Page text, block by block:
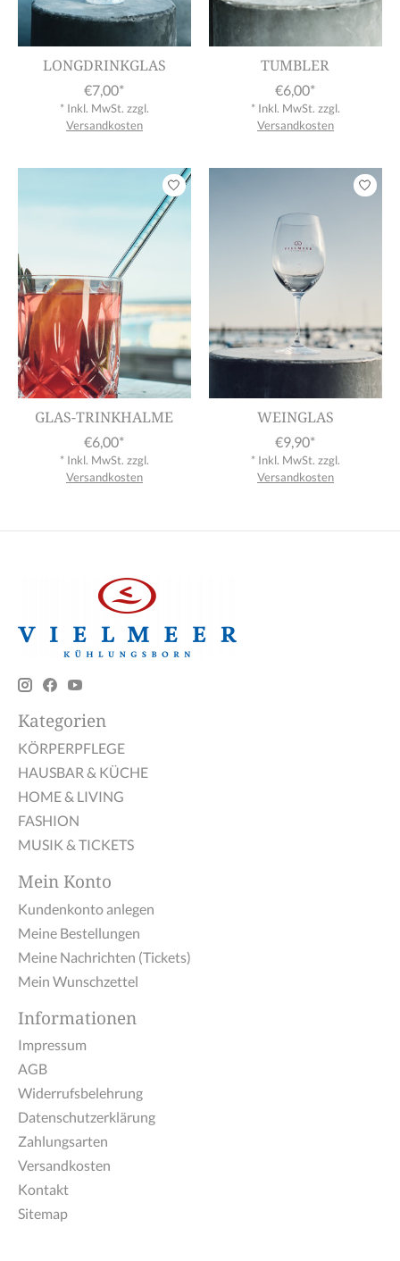
LONGDRINKGLAS
€7,00*
* Inkl. MwSt. zzgl.
Versandkosten
TUMBLER
€6,00*
* Inkl. MwSt. zzgl.
Versandkosten
GLAS-TRINKHALME
€6,00*
* Inkl. MwSt. zzgl.
Versandkosten
WEINGLAS
€9,90*
* Inkl. MwSt. zzgl.
Versandkosten
Kategorien
KÖRPERPFLEGE
HAUSBAR & KÜCHE
HOME & LIVING
FASHION
MUSIK & TICKETS
Mein Konto
Kundenkonto anlegen
Meine Bestellungen
Meine Nachrichten (Tickets)
Mein Wunschzettel
Informationen
Impressum
AGB
Widerrufsbelehrung
Datenschutzerklärung
Zahlungsarten
Versandkosten
Kontakt
Sitemap